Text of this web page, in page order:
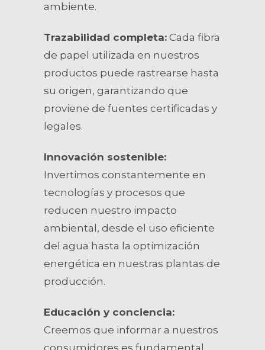
ambiente.
Trazabilidad completa: Cada fibra
de papel utilizada en nuestros
productos puede rastrearse hasta
su origen, garantizando que
proviene de fuentes certificadas y
legales.
Innovación sostenible:
Invertimos constantemente en
tecnologías y procesos que
reducen nuestro impacto
ambiental, desde el uso eficiente
del agua hasta la optimización
energética en nuestras plantas de
producción.
Educación y conciencia:
Creemos que informar a nuestros
consumidores es fundamental.